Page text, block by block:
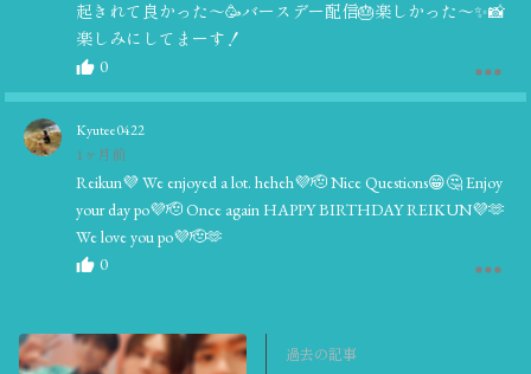
起きれて良かった〜🥳バースデー配信🎂楽しかった〜✨📸
楽しみにしてまーす！
0
Kyutee0422
1ヶ月前
Reikun💜 We enjoyed a lot. heheh💜🫡 Nice Questions😁🤔 Enjoy
your day po💜🫡 Once again HAPPY BIRTHDAY REIKUN💜🫶
We love you po💜🫡🫶
0
1ヶ月前
過去の記事